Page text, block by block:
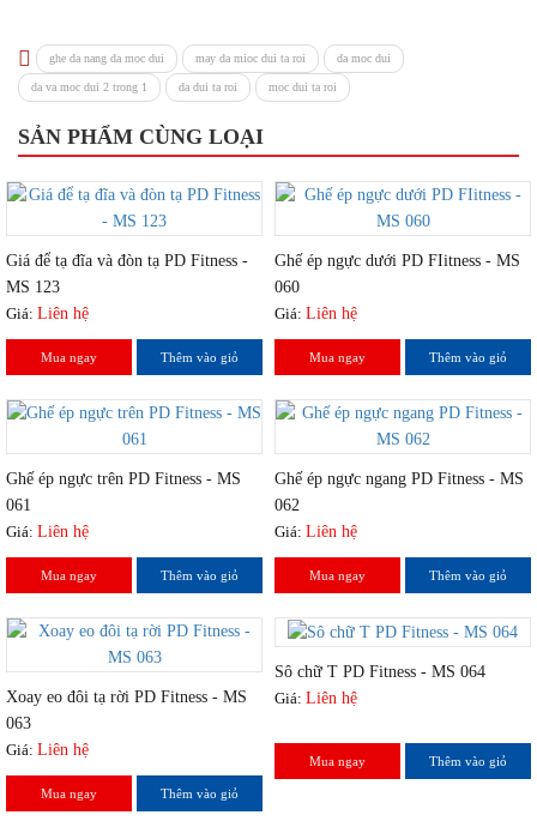
ghe da nang da moc dui may da mioc dui ta roi da moc dui
da va moc dui 2 trong 1 da dui ta roi moc dui ta roi
SẢN PHẨM CÙNG LOẠI
Giá để tạ đĩa và đòn tạ PD Fitness -
MS 123
Giá: Liên hệ
Mua ngay Thêm vào giỏ
Ghế ép ngực dưới PD FIitness - MS
060
Giá: Liên hệ
Mua ngay Thêm vào giỏ
Ghế ép ngực trên PD Fitness - MS
061
Giá: Liên hệ
Mua ngay Thêm vào giỏ
Ghế ép ngực ngang PD Fitness - MS
062
Giá: Liên hệ
Mua ngay Thêm vào giỏ
Xoay eo đôi tạ rời PD Fitness - MS
063
Giá: Liên hệ
Mua ngay Thêm vào giỏ
Sô chữ T PD Fitness - MS 064
Giá: Liên hệ
Mua ngay Thêm vào giỏ